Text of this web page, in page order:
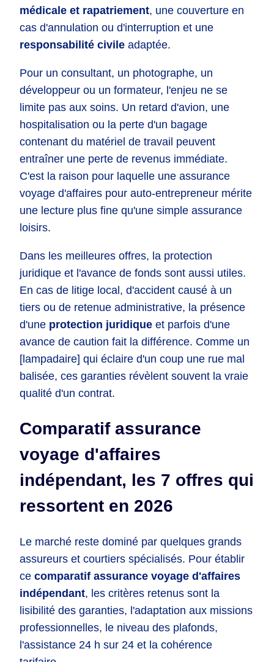
médicale et rapatriement, une couverture en
cas d'annulation ou d'interruption et une
responsabilité civile adaptée.
Pour un consultant, un photographe, un
développeur ou un formateur, l'enjeu ne se
limite pas aux soins. Un retard d'avion, une
hospitalisation ou la perte d'un bagage
contenant du matériel de travail peuvent
entraîner une perte de revenus immédiate.
C'est la raison pour laquelle une assurance
voyage d'affaires pour auto-entrepreneur mérite
une lecture plus fine qu'une simple assurance
loisirs.
Dans les meilleures offres, la protection
juridique et l'avance de fonds sont aussi utiles.
En cas de litige local, d'accident causé à un
tiers ou de retenue administrative, la présence
d'une protection juridique et parfois d'une
avance de caution fait la différence. Comme un
[lampadaire] qui éclaire d'un coup une rue mal
balisée, ces garanties révèlent souvent la vraie
qualité d'un contrat.
Comparatif assurance
voyage d'affaires
indépendant, les 7 offres qui
ressortent en 2026
Le marché reste dominé par quelques grands
assureurs et courtiers spécialisés. Pour établir
ce comparatif assurance voyage d'affaires
indépendant, les critères retenus sont la
lisibilité des garanties, l'adaptation aux missions
professionnelles, le niveau des plafonds,
l'assistance 24 h sur 24 et la cohérence